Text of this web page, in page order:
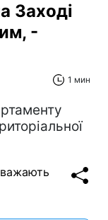
Заході
-
1 мин